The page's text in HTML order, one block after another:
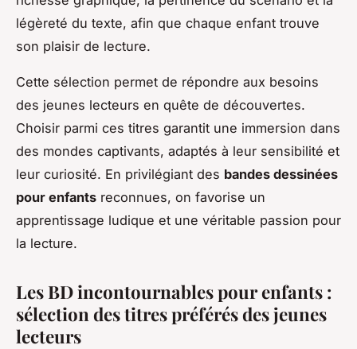
légèreté du texte, afin que chaque enfant trouve
son plaisir de lecture.
Cette sélection permet de répondre aux besoins
des jeunes lecteurs en quête de découvertes.
Choisir parmi ces titres garantit une immersion dans
des mondes captivants, adaptés à leur sensibilité et
leur curiosité. En privilégiant des bandes dessinées
pour enfants reconnues, on favorise un
apprentissage ludique et une véritable passion pour
la lecture.
Les BD incontournables pour enfants :
sélection des titres préférés des jeunes
lecteurs